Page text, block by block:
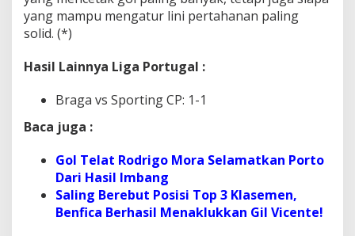
yang mampu mengatur lini pertahanan paling
solid. (*)
Hasil Lainnya Liga Portugal :
Braga vs Sporting CP: 1-1
Baca juga :
Gol Telat Rodrigo Mora Selamatkan Porto
Dari Hasil Imbang
Saling Berebut Posisi Top 3 Klasemen,
Benfica Berhasil Menaklukkan Gil Vicente!